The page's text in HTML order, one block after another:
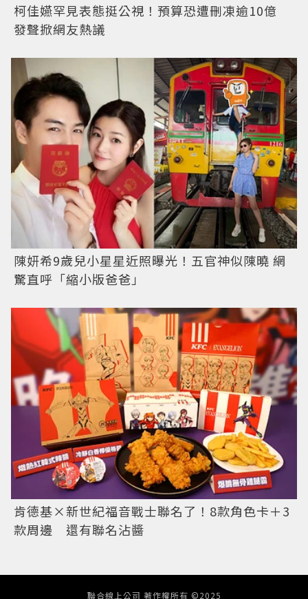
柯佳嬿罕見表態挺公視！預算恐遭刪凍逾10億
發聲掀網友熱議
陳妍希9歲兒小星星近照曝光！五官神似陳曉 網
驚直呼「縮小版爸爸」
肯德基×新世紀福音戰士聯名了！8款角色卡＋3
款周邊 還有聯名沾醬
聯合線上公司 著作權所有 ©2025